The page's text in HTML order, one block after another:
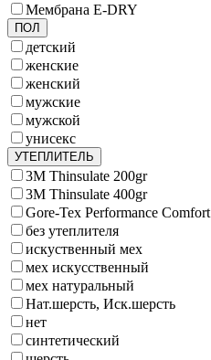
Мембрана E-DRY
ПОЛ
детский
женские
женский
мужские
мужской
унисекс
УТЕПЛИТЕЛЬ
3M Thinsulate 200gr
3M Thinsulate 400gr
Gore-Tex Performance Comfort
без утеплителя
искуственный мех
мех искусственный
мех натуральный
Нат.шерсть, Иск.шерсть
нет
синтетический